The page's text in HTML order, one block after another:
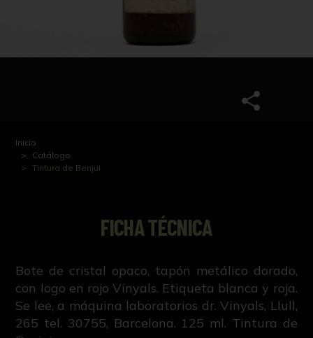
Inicio
Catálogo
Tintura de Benjui
FICHA TÉCNICA
Bote de cristal opaco, tapón metálico dorado,
con logo en rojo Vinyals. Etiqueta blanca y roja.
Se lee, a máquina laboratorios dr. Vinyals, Llull,
265 tel. 30755, Barcelona. 125 ml. Tintura de